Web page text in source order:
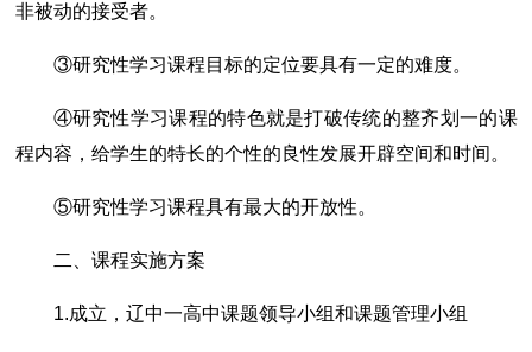
非被动的接受者。
③研究性学习课程目标的定位要具有一定的难度。
④研究性学习课程的特色就是打破传统的整齐划一的课
程内容，给学生的特长的个性的良性发展开辟空间和时间。
⑤研究性学习课程具有最大的开放性。
二、课程实施方案
1.成立，辽中一高中课题领导小组和课题管理小组